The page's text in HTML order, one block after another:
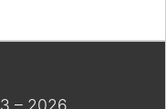
– 2026